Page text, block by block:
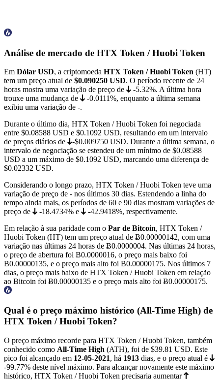
Análise de mercado de HTX Token / Huobi Token
Em Dólar USD, a criptomoeda HTX Token / Huobi Token (HT)
tem um preço atual de $0.090250 USD. O período recente de 24
horas mostra uma variação de preço de
-5.32%. A última hora
trouxe uma mudança de
-0.0111%, enquanto a última semana
exibiu uma variação de -.
Durante o último dia, HTX Token / Huobi Token foi negociada
entre $0.08588 USD e $0.1092 USD, resultando em um intervalo
de preços diários de
-$0.009750 USD. Durante a última semana, o
intervalo de negociação se estendeu de um mínimo de $0.08588
USD a um máximo de $0.1092 USD, marcando uma diferença de
$0.02332 USD.
Considerando o longo prazo, HTX Token / Huobi Token teve uma
variação de preço de - nos últimos 30 dias. Estendendo a linha do
tempo ainda mais, os períodos de 60 e 90 dias mostram variações de
preço de
-18.4734% e -42.9418%, respectivamente.
Em relação à sua paridade com o Par de Bitcoin, HTX Token /
Huobi Token (HT) tem um preço atual de Ƀ0.00000142, com uma
variação nas últimas 24 horas de Ƀ0.0000004. Nas últimas 24 horas,
o preço de abertura foi Ƀ0.0000016, o preço mais baixo foi
Ƀ0.00000135, e o preço mais alto foi Ƀ0.00000175. Nos últimos 7
dias, o preço mais baixo de HTX Token / Huobi Token em relação
ao Bitcoin foi Ƀ0.00000135 e o preço mais alto foi Ƀ0.00000175.
Qual é o preço máximo histórico (All-Time High) de
HTX Token / Huobi Token?
O preço máximo recorde para HTX Token / Huobi Token, também
conhecido como All-Time High (ATH), foi de $39.81 USD. Este
pico foi alcançado em 12-05-2021, há 1913 dias, e o preço atual é
-99.77% deste nível máximo. Para alcançar novamente este máximo
histórico, HTX Token / Huobi Token precisaria aumentar